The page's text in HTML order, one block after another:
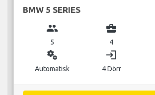
BMW 5 SERIES
group
5
business_center
4
miscellaneous_services
Automatisk
login
4 Dörr